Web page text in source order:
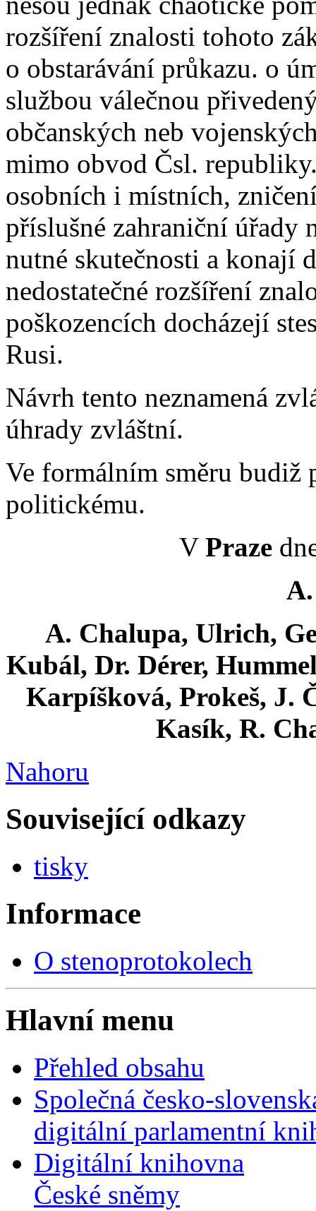
rozšíření znalosti tohoto
o obstarávání průkazu. o
službou válečnou
občanských neb
mimo obvod Čsl.
osobních i místních,
příslušné zahraniční úřady
nutné skutečnosti a konají
nedostatečné rozšíření
poškozencích docházejí
Rusi.
Návrh tento neznamená
úhrady zvláštní.
Ve formálním směru budiž
politickému.
V Praze
A. Chalupa, Ulrich,
Kubál, Dr. Dérer,
Karpíšková, Prokeš, J.
Kasík, R.
Nahoru
Související odkazy
tisky
Informace
O stenoprotokolech
Hlavní menu
Přehled obsahu
Společná česko-
digitální parlamentní
Digitální knihovna
České sněmy